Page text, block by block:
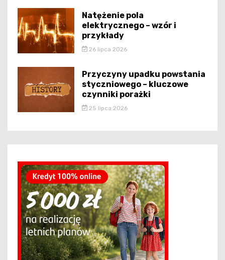
Natężenie pola
elektrycznego – wzór i
przykłady
26 lipca 2026
Przyczyny upadku powstania
styczniowego – kluczowe
czynniki porażki
25 lipca 2026